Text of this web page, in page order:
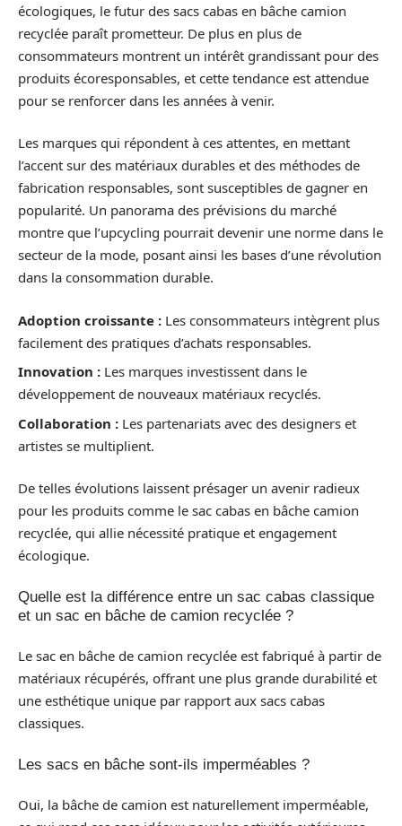
écologiques, le futur des sacs cabas en bâche camion
recyclée paraît prometteur. De plus en plus de
consommateurs montrent un intérêt grandissant pour des
produits écoresponsables, et cette tendance est attendue
pour se renforcer dans les années à venir.
Les marques qui répondent à ces attentes, en mettant
l’accent sur des matériaux durables et des méthodes de
fabrication responsables, sont susceptibles de gagner en
popularité. Un panorama des prévisions du marché
montre que l’upcycling pourrait devenir une norme dans le
secteur de la mode, posant ainsi les bases d’une révolution
dans la consommation durable.
Adoption croissante : Les consommateurs intègrent plus
facilement des pratiques d’achats responsables.
Innovation : Les marques investissent dans le
développement de nouveaux matériaux recyclés.
Collaboration : Les partenariats avec des designers et
artistes se multiplient.
De telles évolutions laissent présager un avenir radieux
pour les produits comme le sac cabas en bâche camion
recyclée, qui allie nécessité pratique et engagement
écologique.
Quelle est la différence entre un sac cabas classique
et un sac en bâche de camion recyclée ?
Le sac en bâche de camion recyclée est fabriqué à partir de
matériaux récupérés, offrant une plus grande durabilité et
une esthétique unique par rapport aux sacs cabas
classiques.
Les sacs en bâche sont-ils imperméables ?
Oui, la bâche de camion est naturellement imperméable,